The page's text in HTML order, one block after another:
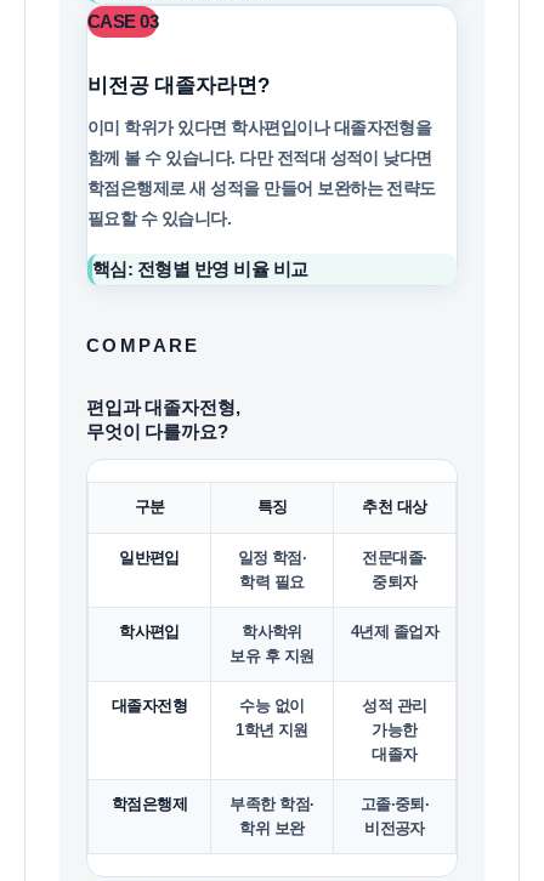
CASE 03
비전공 대졸자라면?
이미 학위가 있다면 학사편입이나 대졸자전형을
함께 볼 수 있습니다. 다만 전적대 성적이 낮다면
학점은행제로 새 성적을 만들어 보완하는 전략도
필요할 수 있습니다.
핵심: 전형별 반영 비율 비교
COMPARE
편입과 대졸자전형,
무엇이 다를까요?
구분 특징 추천 대상
일반편입
일정 학점·
학력 필요
전문대졸·
중퇴자
학사편입
학사학위
보유 후 지원
4년제 졸업자
대졸자전형
수능 없이
1학년 지원
성적 관리
가능한
대졸자
학점은행제
부족한 학점·
학위 보완
고졸·중퇴·
비전공자